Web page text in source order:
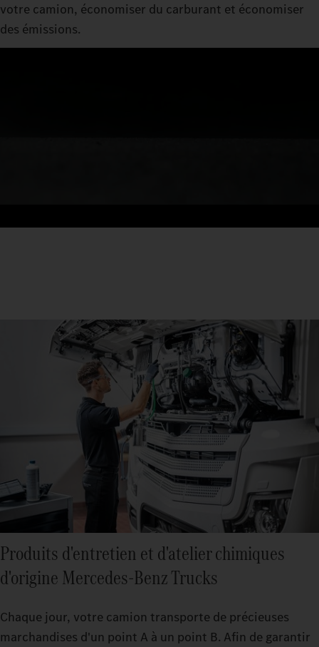
votre camion, économiser du carburant et économiser
des émissions.
Produits d'entretien et d'atelier chimiques
d'origine Mercedes‑Benz Trucks
Chaque jour, votre camion transporte de précieuses
marchandises d'un point A à un point B. Afin de garantir